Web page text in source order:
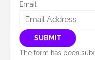
Email
SUBMIT
The form has been